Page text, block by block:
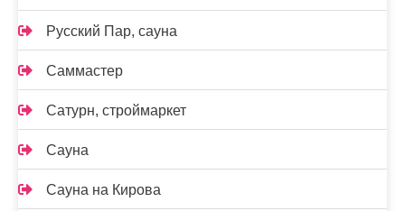
Русский Пар, сауна
Саммастер
Сатурн, строймаркет
Сауна
Сауна на Кирова